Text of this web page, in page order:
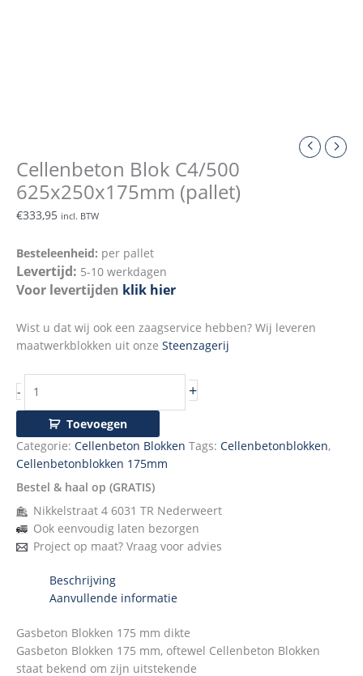
Cellenbeton Blok C4/500
625x250x175mm (pallet)
€333,95 incl. BTW
Besteleenheid: per pallet
Levertijd: 5-10 werkdagen
Voor levertijden klik hier
Wist u dat wij ook een zaagservice hebben? Wij leveren
maatwerkblokken uit onze Steenzagerij
- +
Toevoegen
Categorie: Cellenbeton Blokken Tags: Cellenbetonblokken,
Cellenbetonblokken 175mm
Bestel & haal op (GRATIS)
Nikkelstraat 4 6031 TR Nederweert
Ook eenvoudig laten bezorgen
Project op maat? Vraag voor advies
Beschrijving
Aanvullende informatie
Gasbeton Blokken 175 mm dikte
Gasbeton Blokken 175 mm, oftewel Cellenbeton Blokken
staat bekend om zijn uitstekende